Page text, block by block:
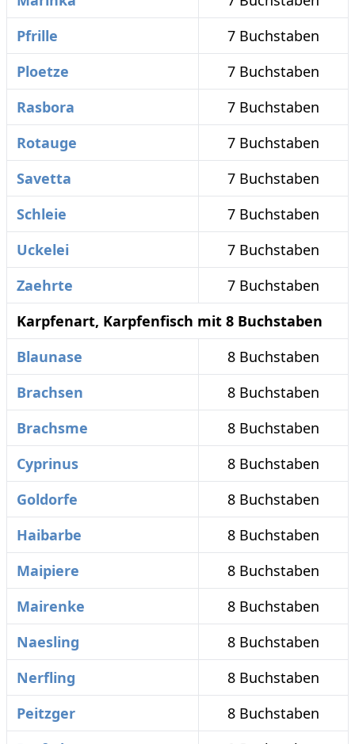
Pfrille
7 Buchstaben
Ploetze
7 Buchstaben
Rasbora
7 Buchstaben
Rotauge
7 Buchstaben
Savetta
7 Buchstaben
Schleie
7 Buchstaben
Uckelei
7 Buchstaben
Zaehrte
7 Buchstaben
Karpfenart, Karpfenfisch mit 8 Buchstaben
Blaunase
8 Buchstaben
Brachsen
8 Buchstaben
Brachsme
8 Buchstaben
Cyprinus
8 Buchstaben
Goldorfe
8 Buchstaben
Haibarbe
8 Buchstaben
Maipiere
8 Buchstaben
Mairenke
8 Buchstaben
Naesling
8 Buchstaben
Nerfling
8 Buchstaben
Peitzger
8 Buchstaben